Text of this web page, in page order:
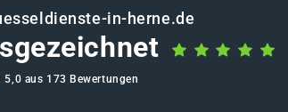
in-herne.de
5,0 aus 173 Bewertungen